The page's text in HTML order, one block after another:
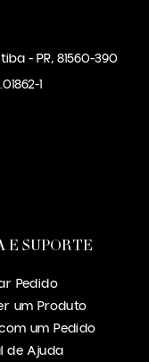
- PR, 81560-390
1
E SUPORTE
Pedido
um Produto
um Pedido
de Ajuda